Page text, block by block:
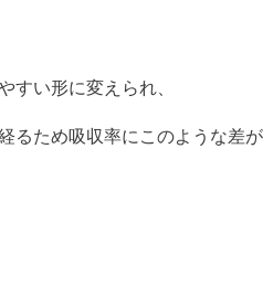
すい形に変えられ、
ため吸収率にこのような差が